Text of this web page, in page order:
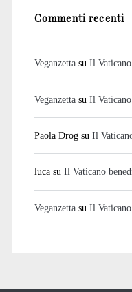
Commenti recenti
Veganzettasu Il
Veganzettasu Il
Paola Drogsu Il
lucasu Il Vaticano
Veganzettasu Il